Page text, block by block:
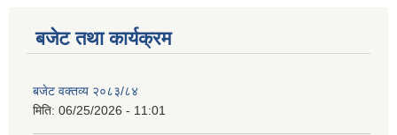
बजेट तथा कार्यक्रम
बजेट वक्तव्य २०८३/८४
मिति: 06/25/2026 - 11:01